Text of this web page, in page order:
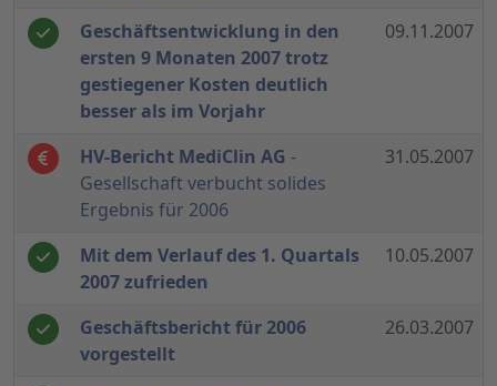
Geschäftsentwicklung in den
ersten 9 Monaten 2007 trotz
gestiegener Kosten deutlich
besser als im Vorjahr
09.11.2007
HV-Bericht MediClin AG -
Gesellschaft verbucht solides
Ergebnis für 2006
31.05.2007
Mit dem Verlauf des 1. Quartals
2007 zufrieden
10.05.2007
Geschäftsbericht für 2006
vorgestellt
26.03.2007